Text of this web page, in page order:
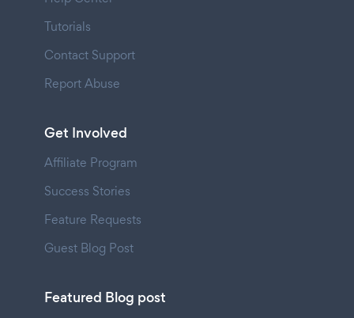
Tutorials
Contact Support
Report Abuse
Get Involved
Affiliate Program
Success Stories
Feature Requests
Guest Blog Post
Featured Blog post